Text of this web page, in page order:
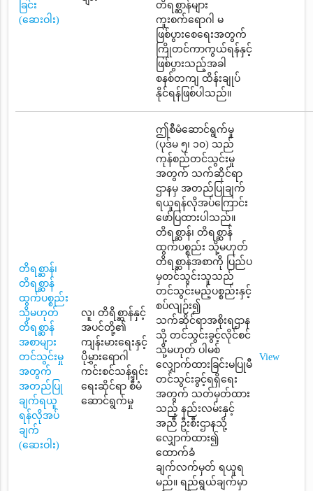
ခြင်း
(ဆေးဝါး)
တိရစ္ဆာန်များ
ကူးစက်ရောဂါ မ
ဖြစ်ပွားစေရေးအတွက်
ကြိုတင်ကာကွယ်ရန်နှင့်
ဖြစ်ပွားသည့်အခါ
စနစ်တကျ ထိန်းချုပ်
နိုင်ရန်ဖြစ်ပါသည်။
တိရစ္ဆာန်၊
တိရစ္ဆာန်
ထွက်ပစ္စည်း
သို့မဟုတ်
တိရစ္ဆာန်
အစာများ
တင်သွင်းမှု
အတွက်
အတည်ပြု
ချက်ရယူ
ရန်လိုအပ်
ချက်
(ဆေးဝါး)
လူ၊ တိရိစ္ဆာန်နှင့်
အပင်တို့၏
ကျန်းမားရေးနှင့်
ပိုမွှားရောဂါ
ကင်းစင်သန့်ရှင်း
ရေးဆိုင်ရာ စီမံ
ဆောင်ရွက်မှု
ဤစီမံဆောင်ရွက်မှု
(ပုဒ်မ ၅၊ ၁၀) သည်
ကုန်စည်တင်သွင်းမှု
အတွက် သက်ဆိုင်ရာ
ဌာနမှ အတည်ပြုချက်
ရယူရန်လိုအပ်ကြောင်း
ဖော်ပြထားပါသည်။
တိရစ္ဆာန်၊ တိရစ္ဆာန်
ထွက်ပစ္စည်း သို့မဟုတ်
တိရစ္ဆာန်အစာကို ပြည်ပ
မှတင်သွင်းသူသည်
တင်သွင်းမည့်ပစ္စည်းနှင့်
စပ်လျဉ်း၍
သက်ဆိုင်ရာအစိုးရဌာန
သို့ တင်သွင်းခွင့်လိုင်စင်
သို့မဟုတ် ပါမစ်
လျှောက်ထားခြင်းမပြုမီ
တင်သွင်းခွင့်ရရှိရေး
အတွက် သတ်မှတ်ထား
သည့် နည်းလမ်းနှင့်
အညီ ဦးစီးဌာနသို့
လျှောက်ထား၍
ထောက်ခံ
ချက်လက်မှတ် ရယူရ
မည်။ ရည်ရွယ်ချက်မှာ
View